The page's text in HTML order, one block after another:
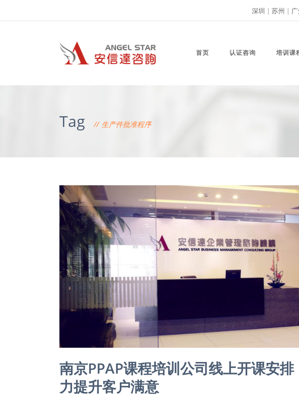
深圳 | 苏州 |
首页 认证咨询 培训课
Tag 生产件批准程序
南京PPAP课程培训公司线上开课安
力提升客户满意